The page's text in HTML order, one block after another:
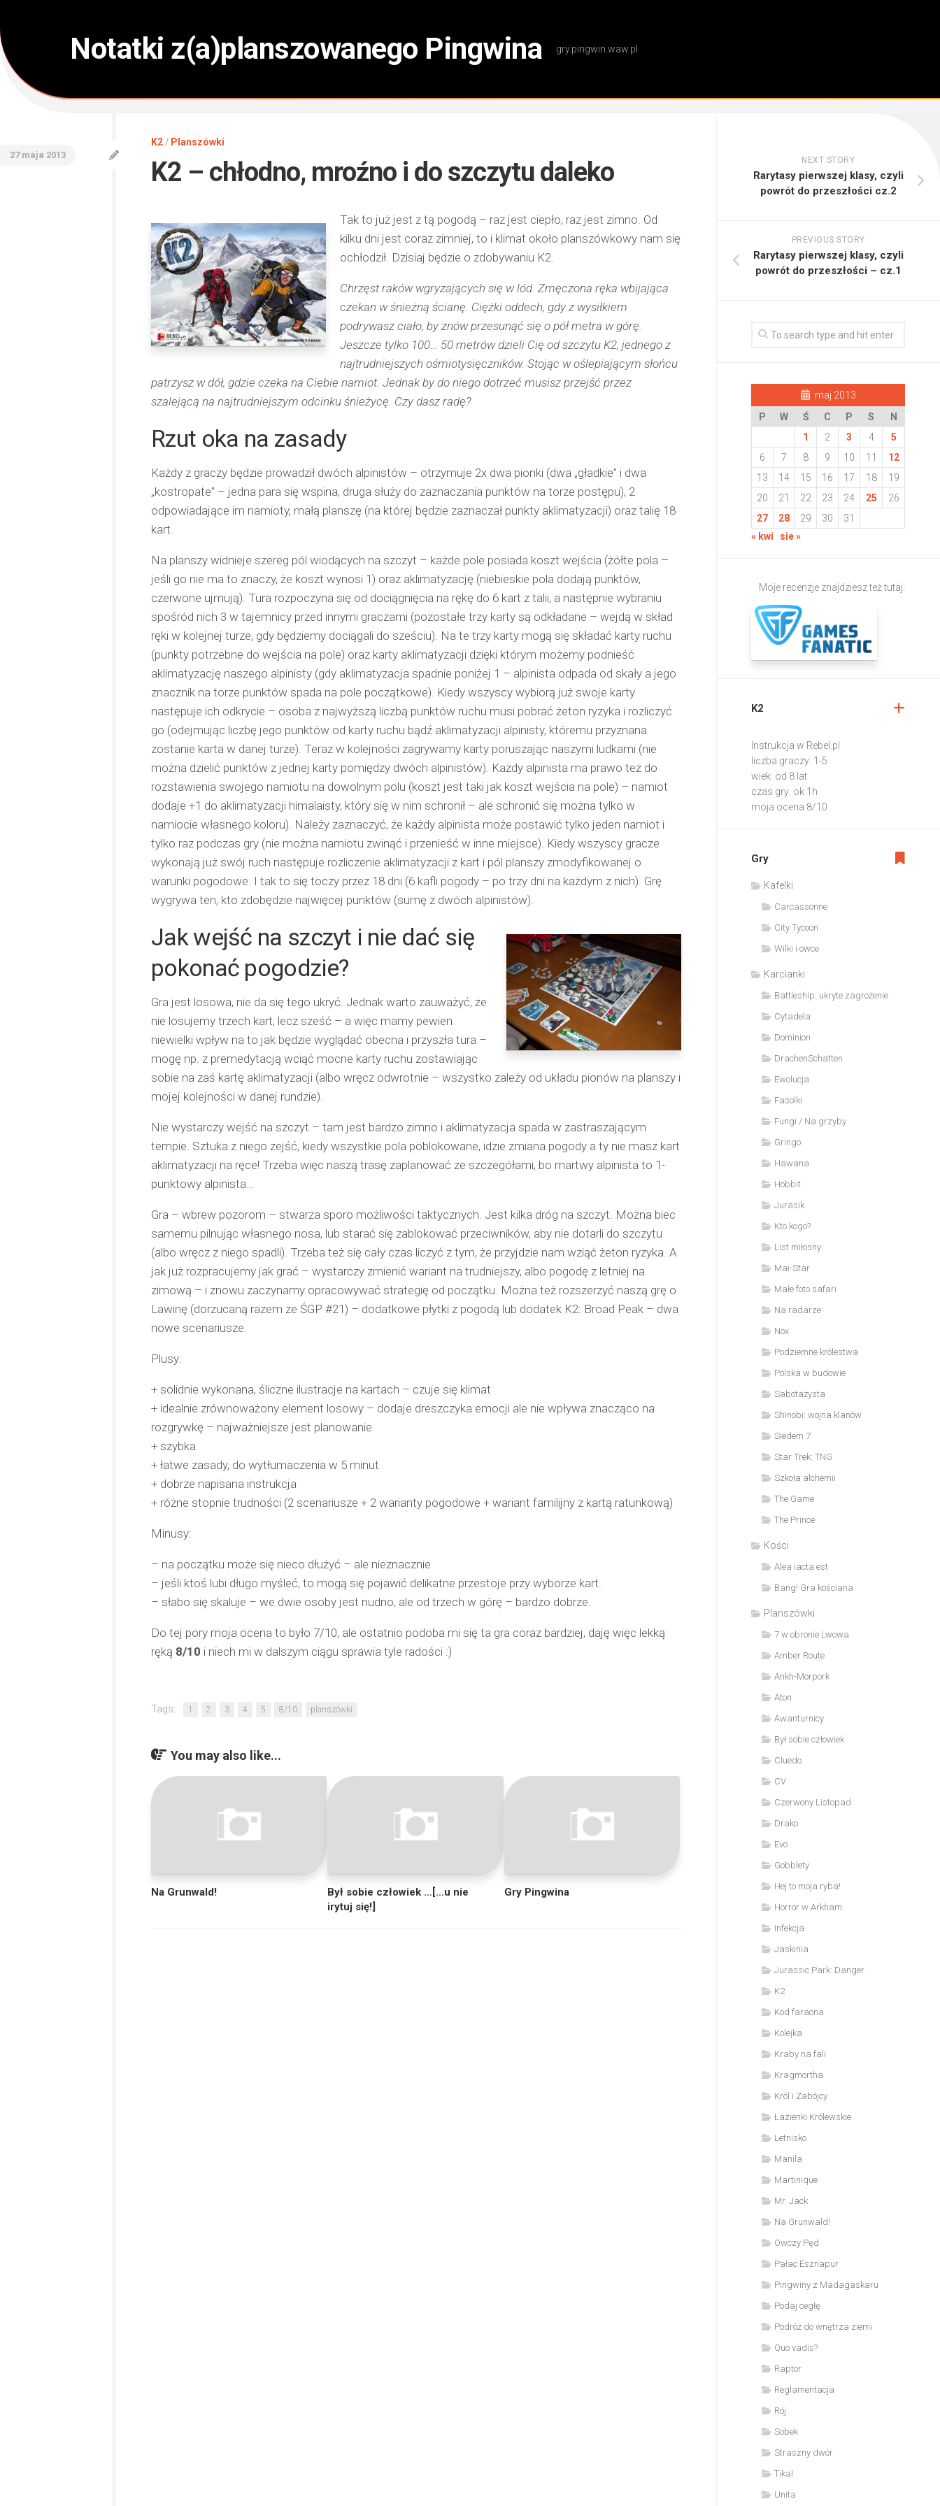
content
Notatki z(a)planszowanego Pingwina gry.pingwin.waw.pl
K2/ Planszówki
K2 – chłodno, mroźno i do szczytu daleko
27 maja 2013
Tak to już jest z tą pogodą – raz jest ciepło, raz jest zimno. Od
kilku dni jest coraz zimniej, to i klimat około planszówkowy nam się
ochłodził. Dzisiaj będzie o zdobywaniu K2.
Chrzęst raków wgryzających się w lód. Zmęczona ręka wbijająca
czekan w śnieżną ścianę. Ciężki oddech, gdy z wysiłkiem
podrywasz ciało, by znów przesunąć się o pół metra w górę.
Jeszcze tylko 100… 50 metrów dzieli Cię od szczytu K2, jednego z
najtrudniejszych ośmiotysięczników. Stojąc w oślepiającym słońcu
patrzysz w dół, gdzie czeka na Ciebie namiot. Jednak by do niego dotrzeć musisz przejść przez
szalejącą na najtrudniejszym odcinku śnieżycę. Czy dasz radę?
Rzut oka na zasady
Każdy z graczy będzie prowadził dwóch alpinistów – otrzymuje 2x dwa pionki (dwa „gładkie” i dwa
„kostropate” – jedna para się wspina, druga służy do zaznaczania punktów na torze postępu), 2
odpowiadające im namioty, małą planszę (na której będzie zaznaczał punkty aklimatyzacji) oraz talię 18
kart.
Na planszy widnieje szereg pól wiodących na szczyt – każde pole posiada koszt wejścia (żółte pola –
jeśli go nie ma to znaczy, że koszt wynosi 1) oraz aklimatyzację (niebieskie pola dodają punktów,
czerwone ujmują). Tura rozpoczyna się od dociągnięcia na rękę do 6 kart z talii, a następnie wybraniu
spośród nich 3 w tajemnicy przed innymi graczami (pozostałe trzy karty są odkładane – wejdą w skład
ręki w kolejnej turze, gdy będziemy dociągali do sześciu). Na te trzy karty mogą się składać karty ruchu
(punkty potrzebne do wejścia na pole) oraz karty aklimatyzacji dzięki którym możemy podnieść
aklimatyzację naszego alpinisty (gdy aklimatyzacja spadnie poniżej 1 – alpinista odpada od skały a jego
znacznik na torze punktów spada na pole początkowe). Kiedy wszyscy wybiorą już swoje karty
następuje ich odkrycie – osoba z najwyższą liczbą punktów ruchu musi pobrać żeton ryzyka i rozliczyć
go (odejmując liczbę jego punktów od karty ruchu bądź aklimatyzacji alpinisty, któremu przyznana
zostanie karta w danej turze). Teraz w kolejności zagrywamy karty poruszając naszymi ludkami (nie
można dzielić punktów z jednej karty pomiędzy dwóch alpinistów). Każdy alpinista ma prawo też do
rozstawienia swojego namiotu na dowolnym polu (koszt jest taki jak koszt wejścia na pole) – namiot
dodaje +1 do aklimatyzacji himalaisty, który się w nim schronił – ale schronić się można tylko w
namiocie własnego koloru). Należy zaznaczyć, że każdy alpinista może postawić tylko jeden namiot i
tylko raz podczas gry (nie można namiotu zwinąć i przenieść w inne miejsce). Kiedy wszyscy gracze
wykonają już swój ruch następuje rozliczenie aklimatyzacji z kart i pól planszy zmodyfikowanej o
warunki pogodowe. I tak to się toczy przez 18 dni (6 kafli pogody – po trzy dni na każdym z nich). Grę
wygrywa ten, kto zdobędzie najwięcej punktów (sumę z dwóch alpinistów).
Jak wejść na szczyt i nie dać się
pokonać pogodzie?
Gra jest losowa, nie da się tego ukryć. Jednak warto zauważyć, że
nie losujemy trzech kart, lecz sześć – a więc mamy pewien
niewielki wpływ na to jak będzie wyglądać obecna i przyszła tura –
mogę np. z premedytacją wciąć mocne karty ruchu zostawiając
sobie na zaś kartę aklimatyzacji (albo wręcz odwrotnie – wszystko zależy od układu pionów na planszy i
mojej kolejności w danej rundzie).
Nie wystarczy wejść na szczyt – tam jest bardzo zimno i aklimatyzacja spada w zastraszającym
tempie. Sztuka z niego zejść, kiedy wszystkie pola poblokowane, idzie zmiana pogody a ty nie masz kart
aklimatyzacji na ręce! Trzeba więc naszą trasę zaplanować ze szczegółami, bo martwy alpinista to 1-
punktowy alpinista…
Gra – wbrew pozorom – stwarza sporo możliwości taktycznych. Jest kilka dróg na szczyt. Można biec
samemu pilnując własnego nosa, lub starać się zablokować przeciwników, aby nie dotarli do szczytu
(albo wręcz z niego spadli). Trzeba też się cały czas liczyć z tym, że przyjdzie nam wziąć żeton ryzyka. A
jak już rozpracujemy jak grać – wystarczy zmienić wariant na trudniejszy, albo pogodę z letniej na
zimową – i znowu zaczynamy opracowywać strategię od początku. Można też rozszerzyć naszą grę o
Lawinę (dorzucaną razem ze ŚGP #21) – dodatkowe płytki z pogodą lub dodatek K2: Broad Peak – dwa
nowe scenariusze.
Plusy:
+ solidnie wykonana, śliczne ilustracje na kartach – czuje się klimat
+ idealnie zrównoważony element losowy – dodaje dreszczyka emocji ale nie wpływa znacząco na
rozgrywkę – najważniejsze jest planowanie
+ szybka
+ łatwe zasady, do wytłumaczenia w 5 minut
+ dobrze napisana instrukcja
+ różne stopnie trudności (2 scenariusze + 2 warianty pogodowe + wariant familijny z kartą ratunkową)
Minusy:
– na początku może się nieco dłużyć – ale nieznacznie
– jeśli ktoś lubi długo myśleć, to mogą się pojawić delikatne przestoje przy wyborze kart.
– słabo się skaluje – we dwie osoby jest nudno, ale od trzech w górę – bardzo dobrze.
Do tej pory moja ocena to było 7/10, ale ostatnio podoba mi się ta gra coraz bardziej, daję więc lekką
ręką 8/10 i niech mi w dalszym ciągu sprawia tyle radości :)
Tags: 1 2 3 4 5 8/10 planszówki
You may also like...
Na Grunwald!
Był sobie człowiek …[…u nie
irytuj się!]
Gry Pingwina
NEXT STORY
Rarytasy pierwszej klasy, czyli
powrót do przeszłości cz.2
PREVIOUS STORY
Rarytasy pierwszej klasy, czyli
powrót do przeszłości – cz.1
maj 2013
P
W Ś C P S
N
1
2 3 4
5
6
7 8 9 10 11
12
13
14 15 16 17 18
19
20
21 22 23 24 25
26
27
28 29 30
31
« kwi
sie »
Moje recenzje znajdziesz też tutaj:
K2
Instrukcja w Rebel.pl
liczba graczy: 1-5
wiek: od 8 lat
czas gry: ok 1h
moja ocena 8/10
Gry
Kafelki
Carcassonne
City Tycoon
Wilki i owce
Karcianki
Battleship: ukryte zagrożenie
Cytadela
Dominion
DrachenSchatten
Ewolucja
Fasolki
Fungi / Na grzyby
Gringo
Hawana
Hobbit
Jurasik
Kto kogo?
List miłosny
Mai-Star
Małe foto safari
Na radarze
Nox
Podziemne królestwa
Polska w budowie
Sabotażysta
Shinobi: wojna klanów
Siedem 7
Star Trek: TNG
Szkoła alchemii
The Game
The Prince
Kości
Alea iacta est
Bang! Gra kościana
Planszówki
7 w obronie Lwowa
Amber Route
Ankh-Morpork
Aton
Awanturnicy
Był sobie człowiek
Cluedo
CV
Czerwony Listopad
Drako
Evo
Gobblety
Hej to moja ryba!
Horror w Arkham
Infekcja
Jaskinia
Jurassic Park: Danger
K2
Kod faraona
Kolejka
Kraby na fali
Kragmortha
Król i Zabójcy
Łazienki Królewskie
Letnisko
Manila
Martinique
Mr. Jack
Na Grunwald!
Owczy Pęd
Pałac Esznapur
Pingwiny z Madagaskaru
Podaj cegłę
Podróż do wnętrza ziemi
Quo vadis?
Raptor
Reglamentacja
Rój
Sobek
Straszny dwór
Tikal
Unita